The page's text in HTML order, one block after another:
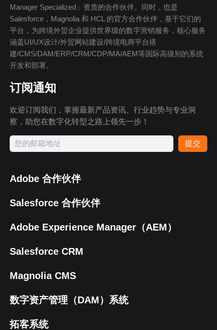
Manager Specialized」资质的合作伙伴。同时，也是
Salesforce，Magnolia 和 HCL 的官方合作伙伴，基于它们的
平台，为跨境外贸企业提供世界级的数字营销服务，核心服务
涵盖UI/UX设计/外贸网站建设/跨境电商平台搭
建/CMS/DAM/ERP/CRM/CDP/MA/AEM等国际高级别的系统
开发和部署。
订阅通知
欢迎订阅我们，掌握最新产品资讯、行业趋势与专业洞
察，助您在数字化转型之路上领先一步！
提交
Adobe 合作伙伴
Salesforce 合作伙伴
Adobe Experience Manager（AEM）
Salesforce CRM
Magnolia CMS
数字资产管理（DAM）系统
拓客系统